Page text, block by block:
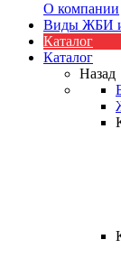
О компании
Виды ЖБИ
Каталог
Каталог
Назад